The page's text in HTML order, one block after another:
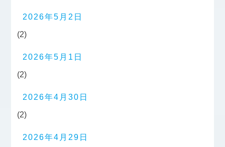
2026年5月2日
(2)
2026年5月1日
(2)
2026年4月30日
(2)
2026年4月29日